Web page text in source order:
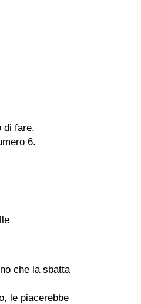
di fare.
6.
che la sbatta
le piacerebbe